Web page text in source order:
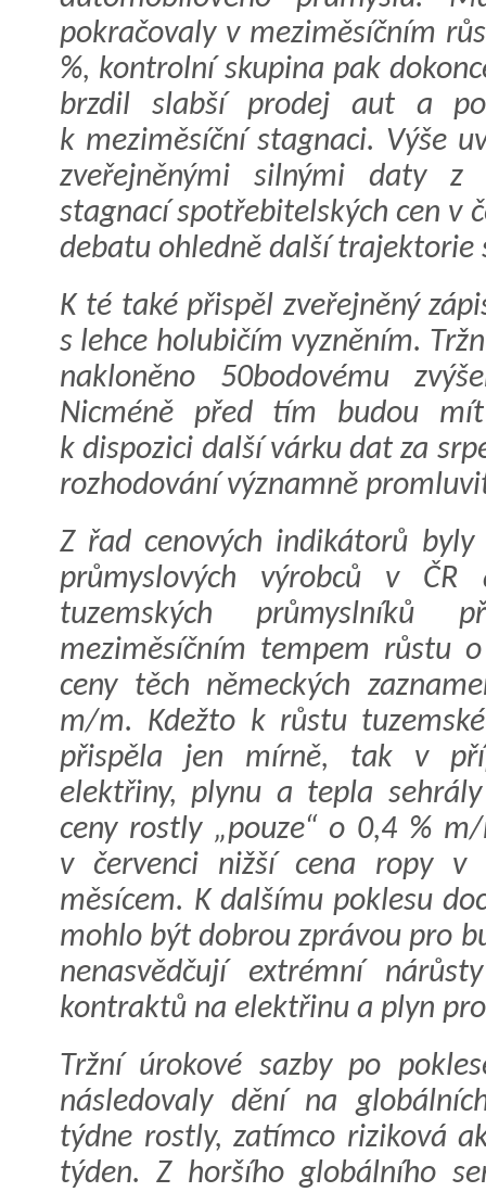
pokračovaly v meziměsíčním
%, kontrolní skupina pak
brzdil slabší prodej aut a
k meziměsíční stagnaci. Výše
zveřejněnými silnými daty
stagnací spotřebitelských cen v
debatu ohledně další trajektorie
K té také přispěl zveřejněný
s lehce holubičím vyzněním.
nakloněno 50bodovému
Nicméně před tím budou
k dispozici další várku dat za
rozhodování významně
Z řad cenových indikátorů
průmyslových výrobců v ČR
tuzemských průmyslníků
meziměsíčním tempem růstu
ceny těch německých
m/m. Kdežto k růstu
přispěla jen mírně, tak v
elektřiny, plynu a tepla
ceny rostly „pouze“ o 0,4 %
v červenci nižší cena ropy v
měsícem. K dalšímu poklesu
mohlo být dobrou zprávou pro
nenasvědčují extrémní
kontraktů na elektřinu a plyn
Tržní úrokové sazby po
následovaly dění na
týdne rostly, zatímco riziková
týden. Z horšího globálního